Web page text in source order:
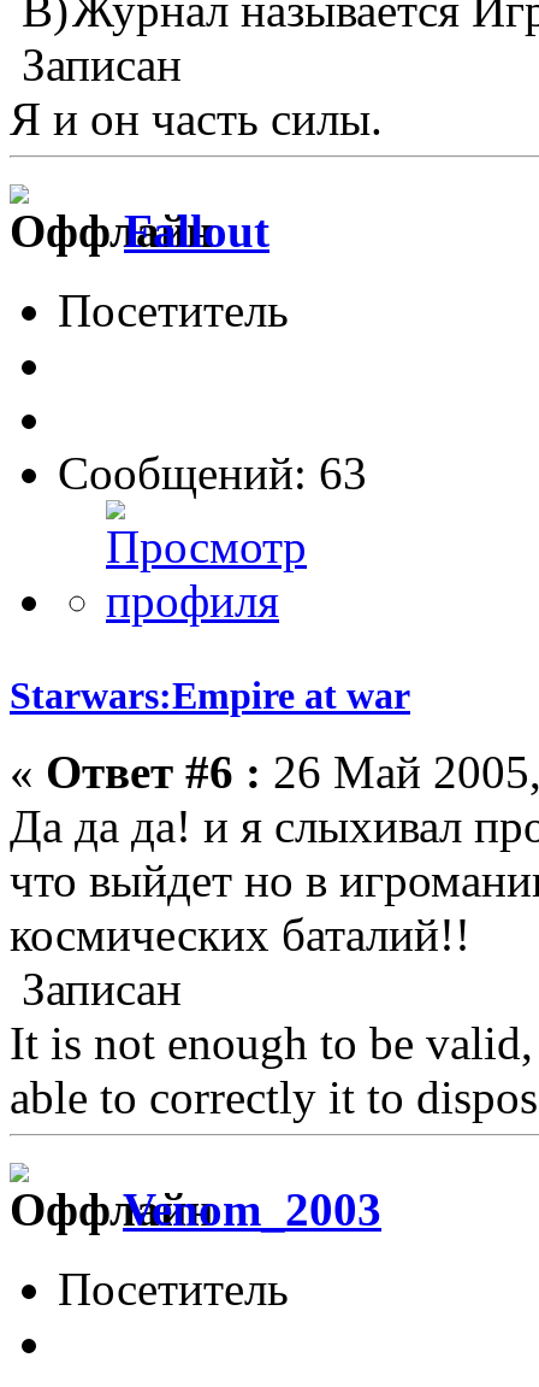
Журнал называется
Записан
Я и он часть силы.
Fallout
Посетитель
Сообщений: 63
Starwars:Empire at war
« Ответ #6 : 26 Май
Да да да! и я слыхивал
что выйдет но в
космических баталий!!
Записан
It is not enough to be
able to correctly it to
Venom_2003
Посетитель